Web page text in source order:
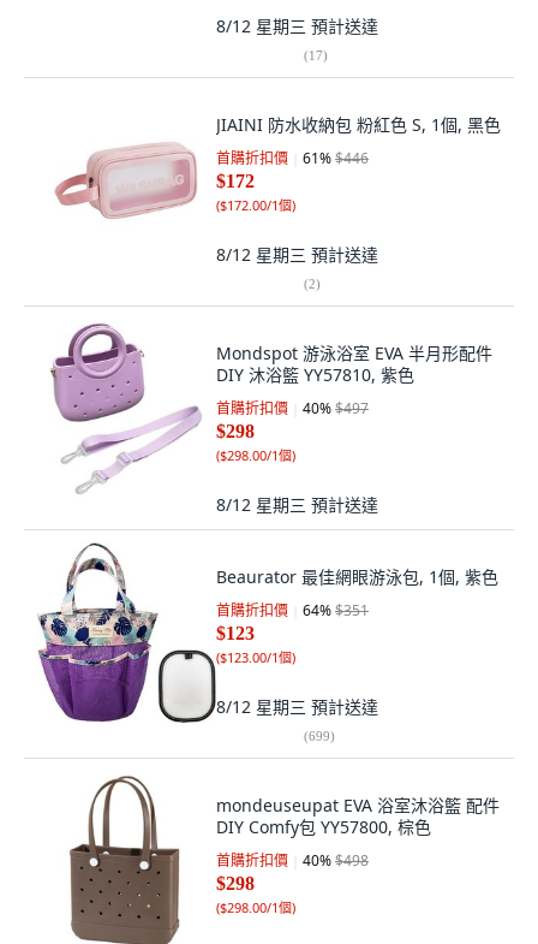
8/12 星期三 預計送達
(17)
JIAINI 防水收納包 粉紅色 S, 1個, 黑色
首購折扣價 61%$446
$172
($172.00/1個)
8/12 星期三 預計送達
(2)
Mondspot 游泳浴室 EVA 半月形配件
DIY 沐浴籃 YY57810, 紫色
首購折扣價 40%$497
$298
($298.00/1個)
8/12 星期三 預計送達
Beaurator 最佳網眼游泳包, 1個, 紫色
首購折扣價 64%$351
$123
($123.00/1個)
8/12 星期三 預計送達
(699)
mondeuseupat EVA 浴室沐浴籃 配件
DIY Comfy包 YY57800, 棕色
首購折扣價 40%$498
$298
($298.00/1個)